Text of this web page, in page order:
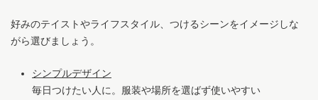
好みのテイストやライフスタイル、つけるシーンをイメージしな
がら選びましょう。
シンプルデザイン
毎日つけたい人に。服装や場所を選ばず使いやすい